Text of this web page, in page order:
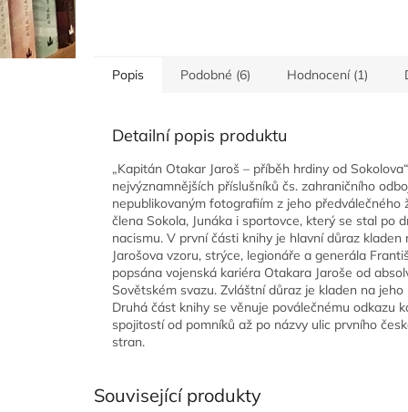
Popis Podobné (6) Hodnocení (1)
Detailní popis produktu
„Kapitán Otakar Jaroš – příběh hrdiny od
nejvýznamnějších příslušníků čs. zahraničního
nepublikovaným fotografiím z jeho
člena Sokola, Junáka i sportovce, který se stal po
nacismu. V první části knihy je hlavní důraz
Jarošova vzoru, strýce, legionáře a generála
popsána vojenská kariéra Otakara Jaroše od
Sovětském svazu. Zvláštní důraz je kladen na
Druhá část knihy se věnuje poválečnému odkazu
spojitostí od pomníků až po názvy ulic prvního
stran.
Související produkty